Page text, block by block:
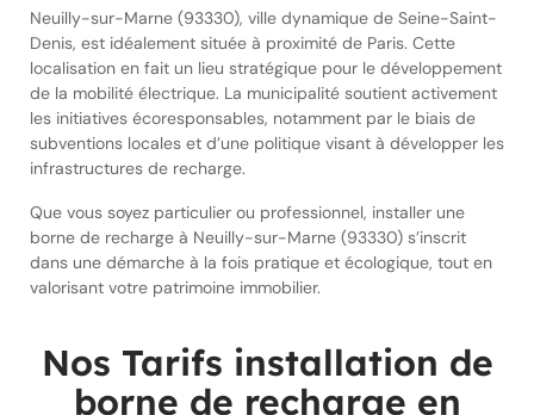
Neuilly-sur-Marne (93330), ville dynamique de Seine-Saint-
Denis, est idéalement située à proximité de Paris. Cette
localisation en fait un lieu stratégique pour le développement
de la mobilité électrique. La municipalité soutient activement
les initiatives écoresponsables, notamment par le biais de
subventions locales et d’une politique visant à développer les
infrastructures de recharge.
Que vous soyez particulier ou professionnel, installer une
borne de recharge à Neuilly-sur-Marne (93330) s’inscrit
dans une démarche à la fois pratique et écologique, tout en
valorisant votre patrimoine immobilier.
Nos Tarifs installation de
borne de recharge en